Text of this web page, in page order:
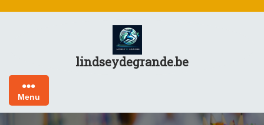
lindseydegrande.be
Menu